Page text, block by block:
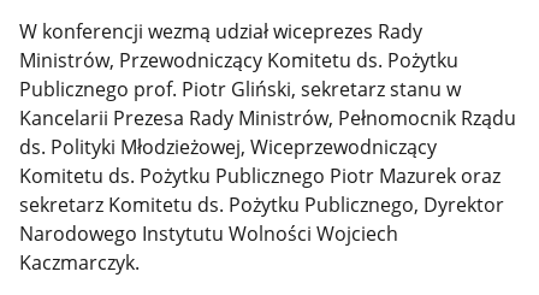
W konferencji wezmą udział wiceprezes Rady
Ministrów, Przewodniczący Komitetu ds. Pożytku
Publicznego prof. Piotr Gliński, sekretarz stanu w
Kancelarii Prezesa Rady Ministrów, Pełnomocnik Rządu
ds. Polityki Młodzieżowej, Wiceprzewodniczący
Komitetu ds. Pożytku Publicznego Piotr Mazurek oraz
sekretarz Komitetu ds. Pożytku Publicznego, Dyrektor
Narodowego Instytutu Wolności Wojciech
Kaczmarczyk.